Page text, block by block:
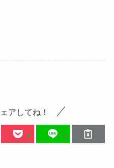
アしてね！